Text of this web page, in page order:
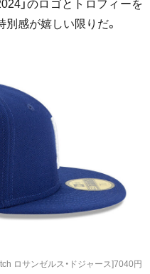
」のロゴとトロフィーを
感が嬉しい限りだ。
ロサンゼルス・ドジャース]7040円